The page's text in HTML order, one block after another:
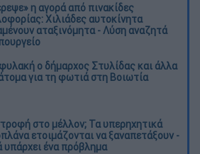
η αγορά από πινακίδες
Χιλιάδες αυτοκίνητα
αταξινόμητα - Λύση αναζητά
ο δήμαρχος Στυλίδας και άλλα
για τη φωτιά στη Βοιωτία
στο μέλλον; Τα υπερηχητικά
ετοιμάζονται να ξαναπετάξουν -
υπάρχει ένα πρόβλημα